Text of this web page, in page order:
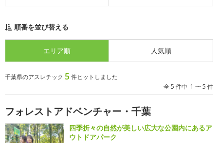
順番を並び替える
エリア順 人気順
千葉県のアスレチック 5 件ヒットしました
全 5 件中 1 〜 5 件
フォレストアドベンチャー・千葉
四季折々の自然が美しい広大な公園内にあるア
ウトドアパーク